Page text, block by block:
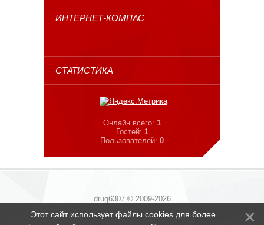
ИНТЕРНЕТ-КОМПАС
СТАТИСТИКА
Онлайн всего: 1
Гостей: 1
Пользователей: 0
drug6307 © 2009-2026
Этот сайт использует файлы cookies для более